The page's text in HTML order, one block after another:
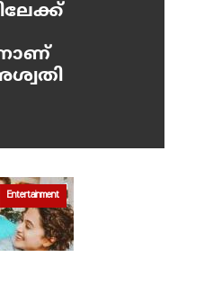
Entertainment